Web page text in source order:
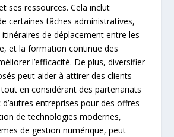
ses ressources. Cela inclut
certaines tâches administratives,
itinéraires de déplacement entre les
et la formation continue des
l’efficacité. De plus, diversifier
peut aider à attirer des clients
en considérant des partenariats
entreprises pour des offres
de technologies modernes,
de gestion numérique, peut